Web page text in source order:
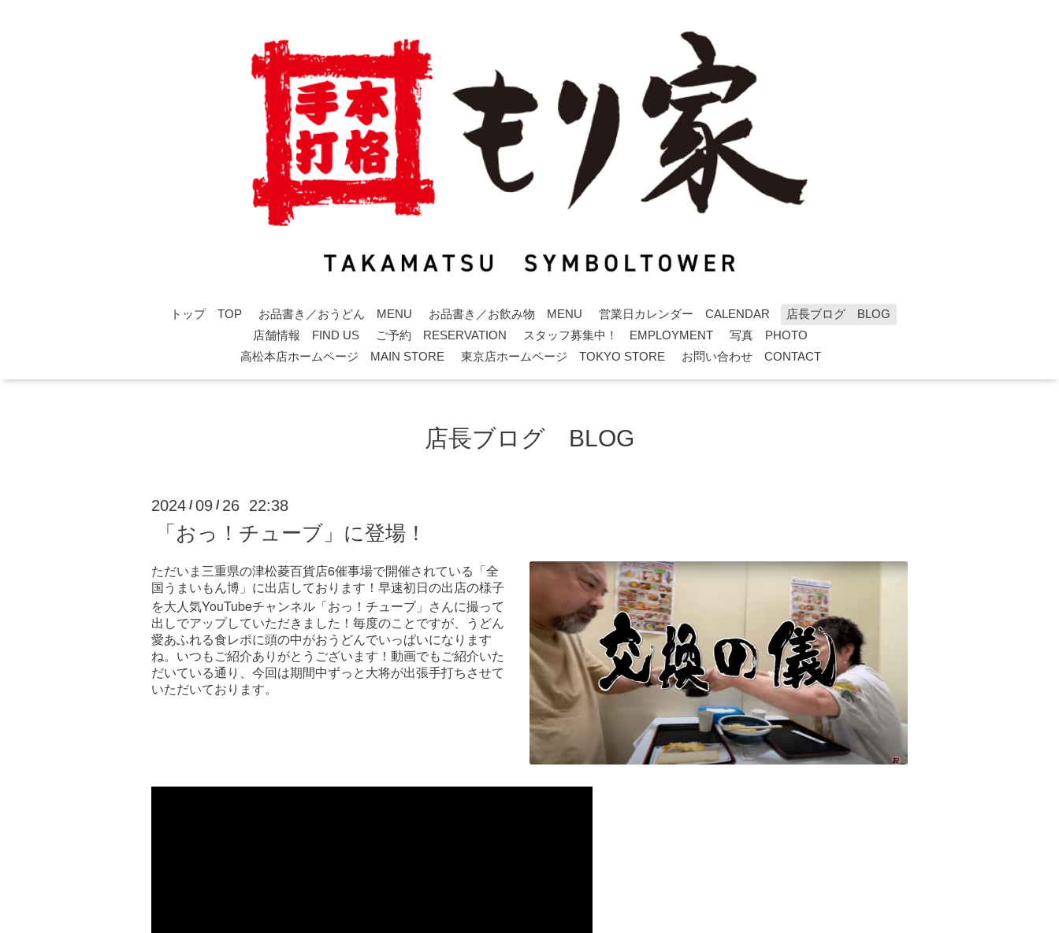
トップ TOP お品書き／おうどん MENU お品書き／お飲み物 MENU 営業日カレンダー CALENDAR
店長ブログ BLOG
店舗情報 FIND US
ご予約 RESERVATION スタッフ募集中！ EMPLOYMENT
写真 PHOTO
高松本店ホームページ MAIN STORE
東京店ホームページ TOKYO STORE お問い合わせ CONTACT
店長ブログ BLOG
2024 /09 / 26 22:38
「おっ！チューブ」に登場！
ただいま三重県の津松菱百貨店6催事場で開催されている「全
国うまいもん博」に出店しております！早速初日の出店の様子
を大人気YouTubeチャンネル「おっ！チューブ」さんに撮って
出しでアップしていただきました！毎度のことですが、うどん
愛あふれる食レポに頭の中がおうどんでいっぱいになります
ね。いつもご紹介ありがとうございます！動画でもご紹介いた
だいている通り、今回は期間中ずっと大将が出張手打ちさせて
いただいております。